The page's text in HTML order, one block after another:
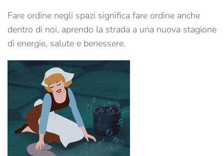
Fare ordine negli spazi significa fare ordine anche
dentro di noi, aprendo la strada a una nuova stagione
di energie, salute e benessere.